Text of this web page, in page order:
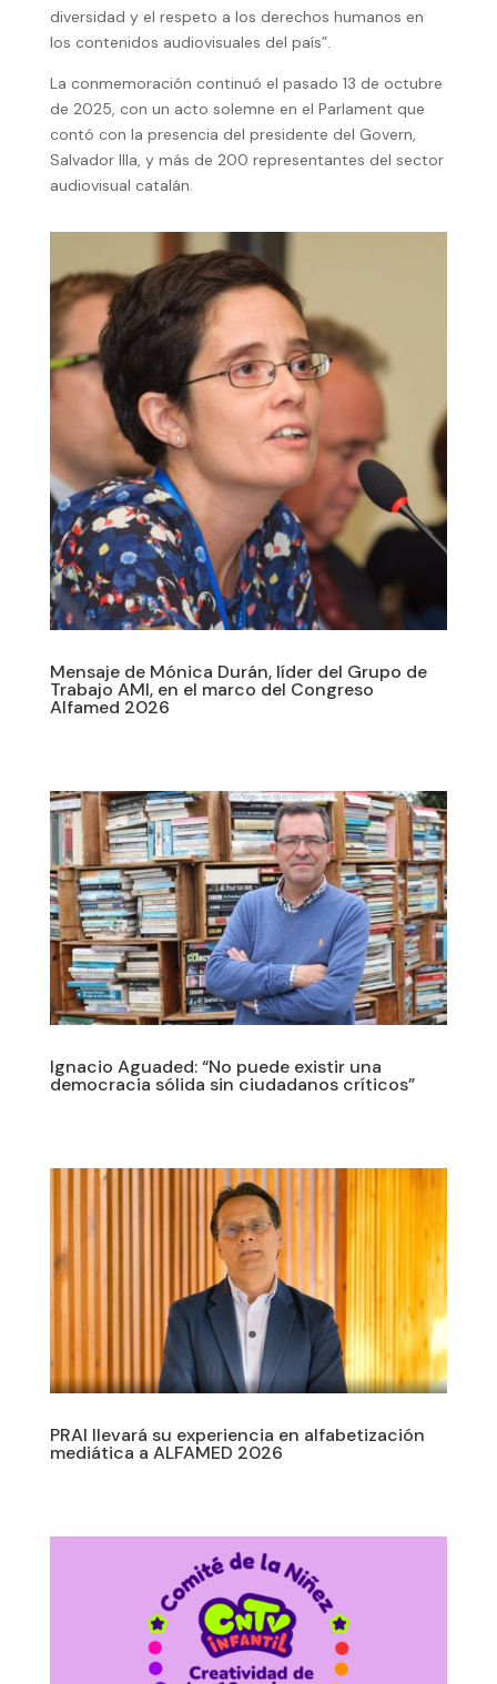
diversidad y el respeto a los derechos humanos en
los contenidos audiovisuales del país”.
La conmemoración continuó el pasado 13 de octubre
de 2025, con un acto solemne en el Parlament que
contó con la presencia del presidente del Govern,
Salvador Illa, y más de 200 representantes del sector
audiovisual catalán.
Mensaje de Mónica Durán, líder del Grupo de
Trabajo AMI, en el marco del Congreso
Alfamed 2026
Ignacio Aguaded: “No puede existir una
democracia sólida sin ciudadanos críticos”
PRAI llevará su experiencia en alfabetización
mediática a ALFAMED 2026